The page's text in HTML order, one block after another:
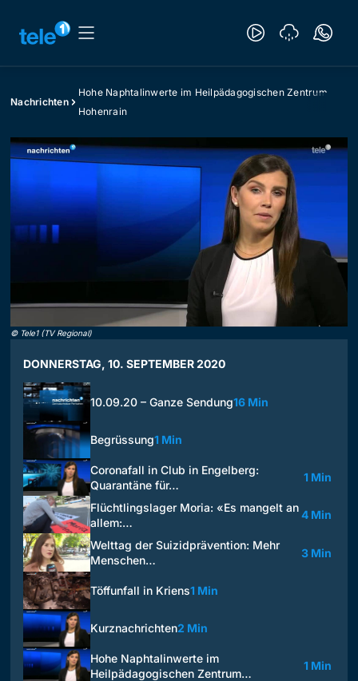
Nachrichten
Hohe Naphtalinwerte im Heilpädagogischen Zentrum
Hohenrain
© Tele1 (TV Regional)
DONNERSTAG, 10. SEPTEMBER 2020
10.09.20 – Ganze Sendung16 Min
Begrüssung1 Min
Coronafall in Club in Engelberg:
Quarantäne für…
1 Min
Flüchtlingslager Moria: «Es mangelt an
allem:…
4 Min
Welttag der Suizidprävention: Mehr
Menschen…
3 Min
Töffunfall in Kriens1 Min
Kurznachrichten2 Min
Hohe Naphtalinwerte im
Heilpädagogischen Zentrum…
1 Min